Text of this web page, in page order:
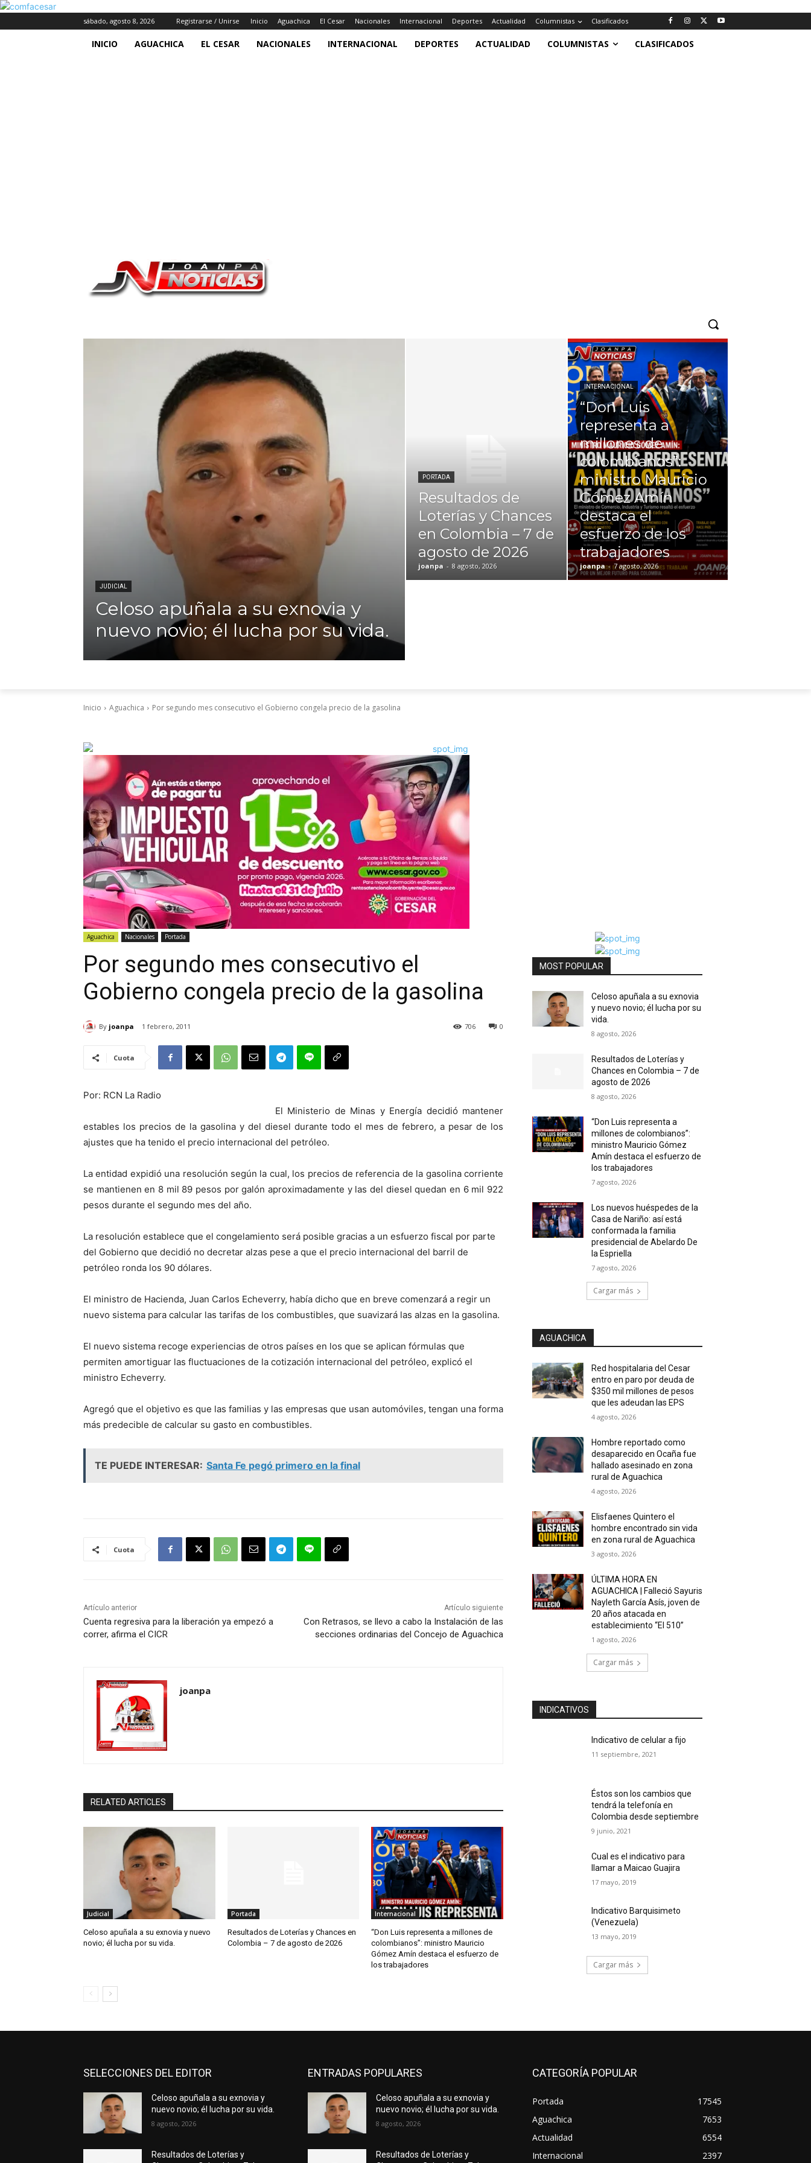
sábado, agosto 8, 2026 Registrarse / Unirse Inicio Aguachica El Cesar Nacionales Internacional Deportes Actualidad Columnistas Clasificados
INICIO AGUACHICA EL CESAR NACIONALES INTERNACIONAL DEPORTES ACTUALIDAD COLUMNISTAS CLASIFICADOS
JUDICIAL
Celoso apuñala a su exnovia y
nuevo novio; él lucha por su vida.
PORTADA
Resultados de
Loterías y Chances
en Colombia – 7 de
agosto de 2026
joanpa - 8 agosto, 2026
INTERNACIONAL
“Don Luis
representa a
millones de
colombianos”:
ministro Mauricio
Gómez Amín
destaca el
esfuerzo de los
trabajadores
joanpa - 7 agosto, 2026
Inicio Aguachica Por segundo mes consecutivo el Gobierno congela precio de la gasolina
Aguachica Nacionales Portada
Por segundo mes consecutivo el
Gobierno congela precio de la gasolina
By joanpa 1 febrero, 2011 0
706
Cuota
Por: RCN La Radio
El Ministerio de Minas y Energía decidió mantener
estables los precios de la gasolina y del diesel durante todo el mes de febrero, a pesar de los
ajustes que ha tenido el precio internacional del petróleo.
La entidad expidió una resolución según la cual, los precios de referencia de la gasolina corriente
se mantienen en 8 mil 89 pesos por galón aproximadamente y las del diesel quedan en 6 mil 922
pesos durante el segundo mes del año.
La resolución establece que el congelamiento será posible gracias a un esfuerzo fiscal por parte
del Gobierno que decidió no decretar alzas pese a que el precio internacional del barril de
petróleo ronda los 90 dólares.
El ministro de Hacienda, Juan Carlos Echeverry, había dicho que en breve comenzará a regir un
nuevo sistema para calcular las tarifas de los combustibles, que suavizará las alzas en la gasolina.
El nuevo sistema recoge experiencias de otros países en los que se aplican fórmulas que
permiten amortiguar las fluctuaciones de la cotización internacional del petróleo, explicó el
ministro Echeverry.
Agregó que el objetivo es que las familias y las empresas que usan automóviles, tengan una forma
más predecible de calcular su gasto en combustibles.
TE PUEDE INTERESAR: Santa Fe pegó primero en la final
Cuota
Artículo anterior
Cuenta regresiva para la liberación ya empezó a
correr, afirma el CICR
Artículo siguiente
Con Retrasos, se llevo a cabo la Instalación de las
secciones ordinarias del Concejo de Aguachica
joanpa
RELATED ARTICLES
Judicial
Celoso apuñala a su exnovia y nuevo
novio; él lucha por su vida.
Portada
Resultados de Loterías y Chances en
Colombia – 7 de agosto de 2026
Internacional
“Don Luis representa a millones de
colombianos”: ministro Mauricio
Gómez Amín destaca el esfuerzo de
los trabajadores
MOST POPULAR
Celoso apuñala a su exnovia
y nuevo novio; él lucha por su
vida.
8 agosto, 2026
Resultados de Loterías y
Chances en Colombia – 7 de
agosto de 2026
8 agosto, 2026
“Don Luis representa a
millones de colombianos”:
ministro Mauricio Gómez
Amín destaca el esfuerzo de
los trabajadores
7 agosto, 2026
Los nuevos huéspedes de la
Casa de Nariño: así está
conformada la familia
presidencial de Abelardo De
la Espriella
7 agosto, 2026
Cargar más
AGUACHICA
Red hospitalaria del Cesar
entro en paro por deuda de
$350 mil millones de pesos
que les adeudan las EPS
4 agosto, 2026
Hombre reportado como
desaparecido en Ocaña fue
hallado asesinado en zona
rural de Aguachica
4 agosto, 2026
Elisfaenes Quintero el
hombre encontrado sin vida
en zona rural de Aguachica
3 agosto, 2026
ÚLTIMA HORA EN
AGUACHICA | Falleció Sayuris
Nayleth García Asís, joven de
20 años atacada en
establecimiento “El 510”
1 agosto, 2026
Cargar más
INDICATIVOS
Indicativo de celular a fijo
11 septiembre, 2021
Éstos son los cambios que
tendrá la telefonía en
Colombia desde septiembre
9 junio, 2021
Cual es el indicativo para
llamar a Maicao Guajira
17 mayo, 2019
Indicativo Barquisimeto
(Venezuela)
13 mayo, 2019
Cargar más
SELECCIONES DEL EDITOR
Celoso apuñala a su exnovia y
nuevo novio; él lucha por su vida.
8 agosto, 2026
Resultados de Loterías y
ENTRADAS POPULARES
Celoso apuñala a su exnovia y
nuevo novio; él lucha por su vida.
8 agosto, 2026
Resultados de Loterías y
CATEGORÍA POPULAR
Portada
17545
Aguachica
7653
Actualidad
6554
Internacional
2397